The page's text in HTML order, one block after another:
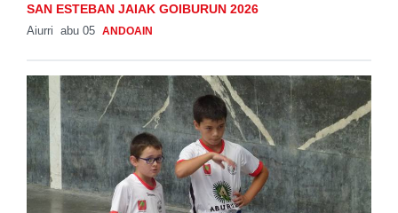
SAN ESTEBAN JAIAK GOIBURUN 2026
Aiurri abu 05 ANDOAIN